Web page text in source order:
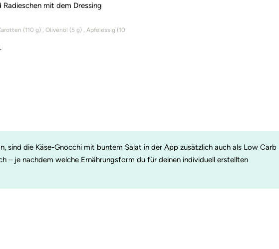
mit dem Dressing
(110 g) Olivenöl (5g) Apfelessig (10
sind die Käse-Gnocchi mit buntem Salat in der App zusätzlich auch als Low Carb
– je nachdem welche Ernährungsform du für deinen individuell erstellten